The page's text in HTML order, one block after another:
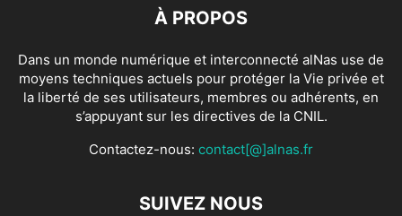
À PROPOS
Dans un monde numérique et interconnecté alNas use de
moyens techniques actuels pour protéger la Vie privée et
la liberté de ses utilisateurs, membres ou adhérents, en
s’appuyant sur les directives de la CNIL.
Contactez-nous: contact[@]alnas.fr
SUIVEZ NOUS